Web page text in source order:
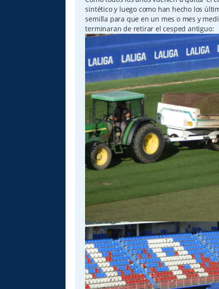
a
j
e
sintético y luego como han hecho los
semilla para que en un mes o mes y
terminaran de retirar el cesped antiguo: